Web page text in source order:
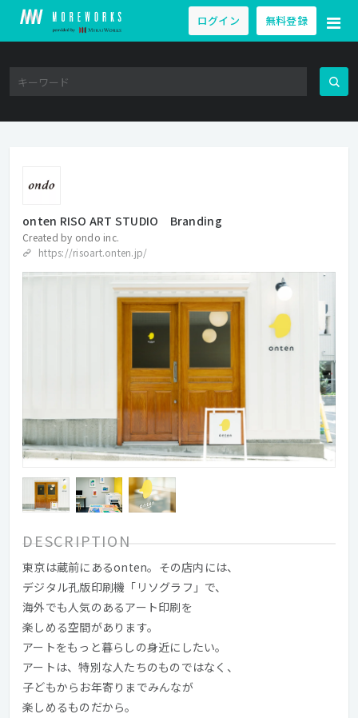
ログイン 無料登録
onten RISO ART STUDIO Branding
Created by ondo inc.
https://risoart.onten.jp/
DESCRIPTION
東京は蔵前にあるonten。その店内には、
デジタル孔版印刷機「リソグラフ」で、
海外でも人気のあるアート印刷を
楽しめる空間があります。
アートをもっと暮らしの身近にしたい。
アートは、特別な人たちのものではなく、
子どもからお年寄りまでみんなが
楽しめるものだから。